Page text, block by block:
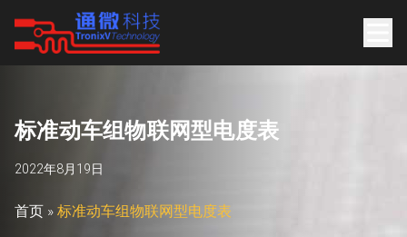
标准动车组物联网型电度表
2022年8月19日
首页 » 标准动车组物联网型电度表